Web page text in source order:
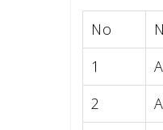
No
1
2